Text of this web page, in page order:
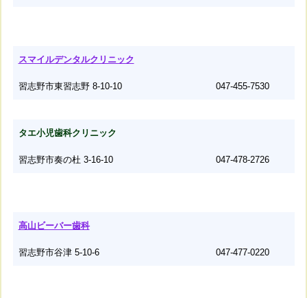
スマイルデンタルクリニック
習志野市東習志野 8-10-10 047-455-7530
タエ小児歯科クリニック
習志野市奏の杜 3-16-10 047-478-2726
高山ビーバー歯科
習志野市谷津 5-10-6 047-477-0220